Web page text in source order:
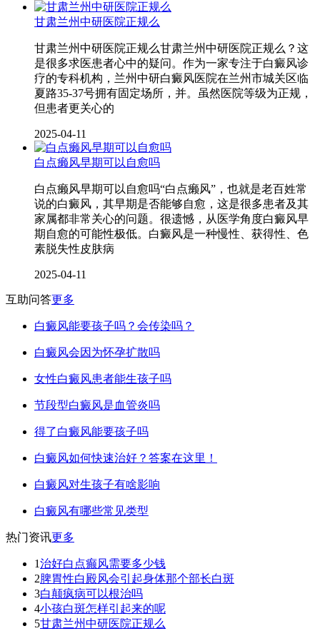
甘肃兰州中研医院正规么
甘肃兰州中研医院正规么甘肃兰州中研医院正规么？这
是很多求医患者心中的疑问。作为一家专注于白癜风诊
疗的专科机构，兰州中研白癜风医院在兰州市城关区临
夏路35-37号拥有固定场所，并。虽然医院等级为正规，
但患者更关心的
2025-04-11
白点癞风早期可以自愈吗
白点癞风早期可以自愈吗“白点癞风”，也就是老百姓常
说的白癜风，其早期是否能够自愈，这是很多患者及其
家属都非常关心的问题。很遗憾，从医学角度白癜风早
期自愈的可能性极低。白癜风是一种慢性、获得性、色
素脱失性皮肤病
2025-04-11
互助问答更多
白癜风能要孩子吗？会传染吗？
白癜风会因为怀孕扩散吗
女性白癜风患者能生孩子吗
节段型白癜风是血管炎吗
得了白癜风能要孩子吗
白癜风如何快速治好？答案在这里！
白癜风对生孩子有啥影响
白癜风有哪些常见类型
热门资讯更多
1治好白点癫风需要多少钱
2脾胃性白殿风会引起身体那个部长白斑
3白颠疯病可以根治吗
4小孩白斑怎样引起来的呢
5甘肃兰州中研医院正规么